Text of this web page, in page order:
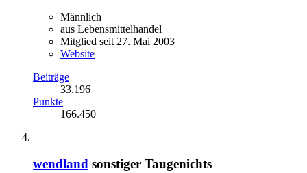
Männlich
aus Lebensmittelhandel
Mitglied seit 27. Mai 2003
Website
Beiträge
33.196
Punkte
166.450
wendland sonstiger Taugenichts